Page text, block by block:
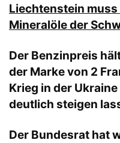
Liechtenstein
Mineralöle der
Der Benzinpreis
der Marke von 2
Krieg in der
deutlich steigen
Der Bundesrat hat